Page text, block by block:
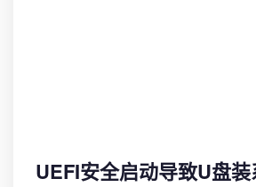
UEFI安全启动导致U盘